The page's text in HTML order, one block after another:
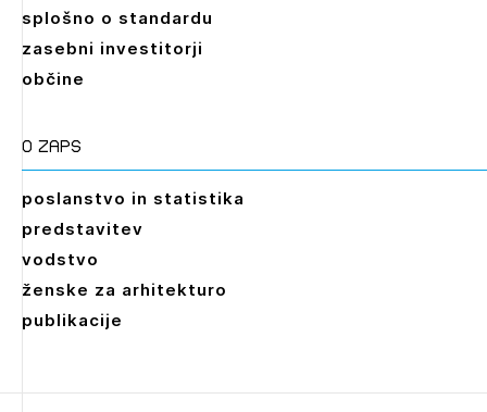
Leto
splošno o standardu
zasebni investitorji
občine
O zaps
poslanstvo in statistika
predstavitev
vodstvo
ženske za arhitekturo
publikacije